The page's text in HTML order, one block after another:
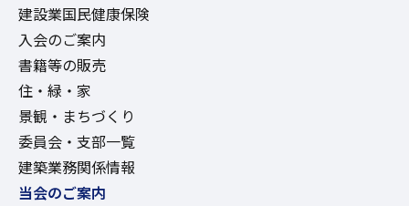
建設業国民健康保険
入会のご案内
書籍等の販売
住・緑・家
景観・まちづくり
委員会・支部一覧
建築業務関係情報
当会のご案内